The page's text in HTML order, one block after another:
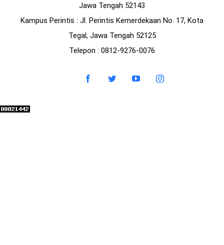
Jawa Tengah 52143
Kampus Perintis : Jl. Perintis Kemerdekaan No. 17, Kota
Tegal, Jawa Tengah 52125
Telepon : 0812-9276-0076
FacebookTwitterYouTubeInstagram